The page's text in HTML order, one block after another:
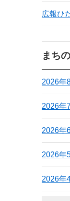
広報ひ
まち
2026年
2026年
2026年
2026年
2026年